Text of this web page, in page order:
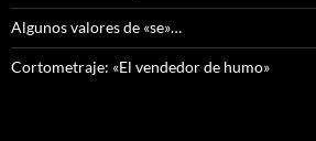
Algunos valores de «se»…
Cortometraje: «El vendedor de humo»